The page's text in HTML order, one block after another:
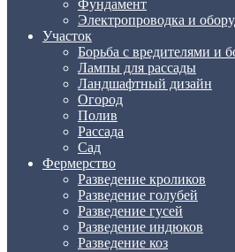
Фундамент
Электропроводка и
Участок
Борьба с вредителями и
Лампы для рассады
Ландшафтный дизайн
Огород
Полив
Рассада
Сад
Фермерство
Разведение кроликов
Разведение голубей
Разведение гусей
Разведение индюков
Разведение коз